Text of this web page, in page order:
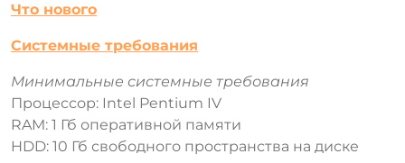
Что нового
Системные требования
Минимальные системные требования
Процессор: Intel Pentium IV
RAM: 1 Гб оперативной памяти
HDD: 10 Гб свободного пространства на диске